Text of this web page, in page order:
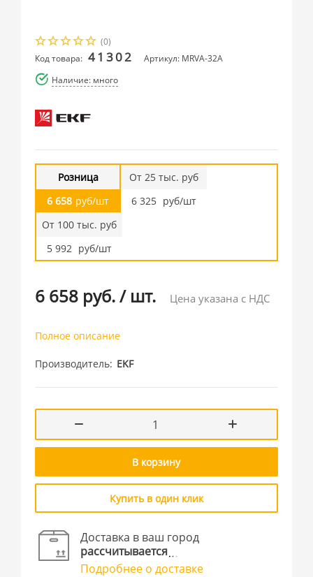
(0)
Код товара: 41302
Артикул: MRVA-32A
Наличие: много
Розница
6 658 руб/шт
От 25 тыс. руб
6 325 руб/шт
От 100 тыс. руб
5 992 руб/шт
6 658 руб./ шт. Цена указана с НДС
Полное описание
Производитель EKF
В корзину
Купить в один клик
Доставка в ваш город
рассчитывается
Подробнее о доставке